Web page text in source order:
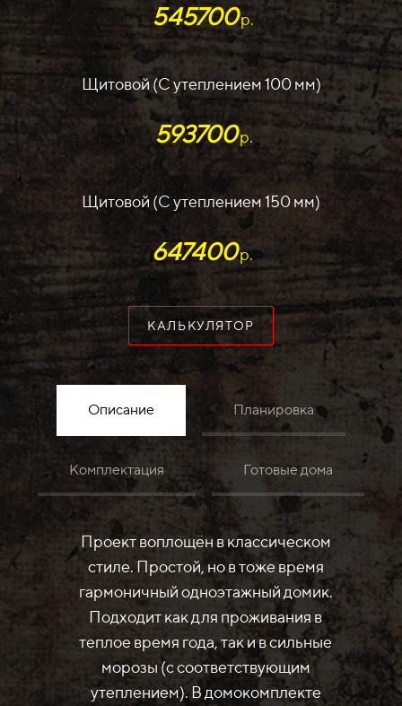
545700р.
Щитовой (С утеплением 100 мм)
593700р.
Щитовой (С утеплением 150 мм)
647400р.
КАЛЬКУЛЯТОР
Описание Планировка
Комплектация Готовые дома
Проект воплощён в классическом
стиле. Простой, но в тоже время
гармоничный одноэтажный домик.
Подходит как для проживания в
теплое время года, так и в сильные
морозы (с соответствующим
утеплением). В домокомплекте